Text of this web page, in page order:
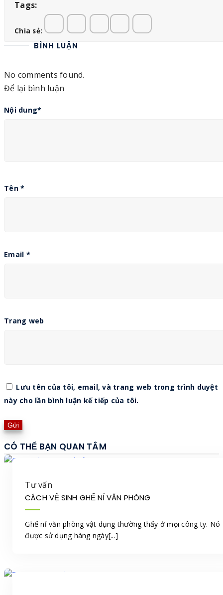
Tags:
Chia sẻ:
BÌNH LUẬN
No comments found.
Để lại bình luận
Nội dung*
Tên *
Email *
Trang web
Lưu tên của tôi, email, và trang web trong trình duyệt
này cho lần bình luận kế tiếp của tôi.
CÓ THỂ BẠN QUAN TÂM
Tư vấn
CÁCH VỆ SINH GHẾ NỈ VĂN PHÒNG
Ghế nỉ văn phòng vật dụng thường thấy ở mọi công ty. Nó
được sử dụng hàng ngày[...]